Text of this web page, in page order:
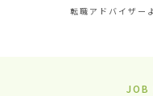
転職アドバイザー
JOB